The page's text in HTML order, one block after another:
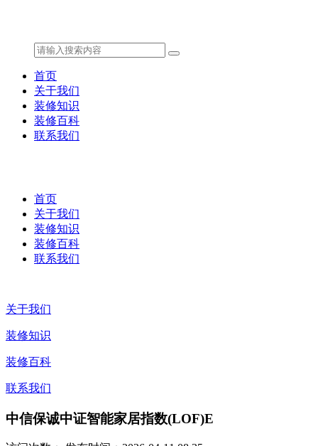
首页
关于我们
装修知识
装修百科
联系我们
首页
关于我们
装修知识
装修百科
联系我们
关于我们
装修知识
装修百科
联系我们
中信保诚中证智能家居指数(LOF)E